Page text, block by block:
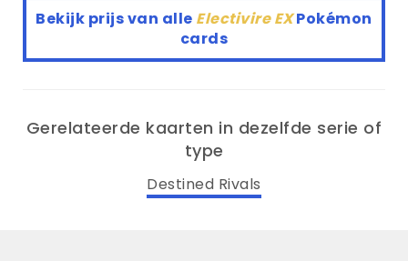
Bekijk prijs van alle Electivire EXPokémon
cards
Gerelateerde kaarten in dezelfde serie of
type
Destined Rivals